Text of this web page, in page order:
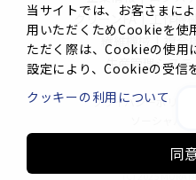
クリーンFA | 工作機
繊維機械
| 複合
生産管理システ
プライバシーポリシー
Innovation.
(C) 2025
当サイトでは、お客さまに
用いただくためCookieを使
ただく際は、Cookieの使用
設定により、Cookieの受信
クッキーの利用について
同